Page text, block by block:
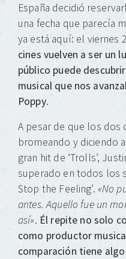
España decidió
una fecha que parecía
ya está aquí: el viernes
cines vuelven a ser un
público puede
musical que nos
Poppy.
A pesar de que los dos
bromeando y diciendo
gran hit de ‘Trolls’,
superado en todos los
Stop the Feeling’. «No
antes. Aquello fue un
así». Él repite no solo
como productor
comparación tiene